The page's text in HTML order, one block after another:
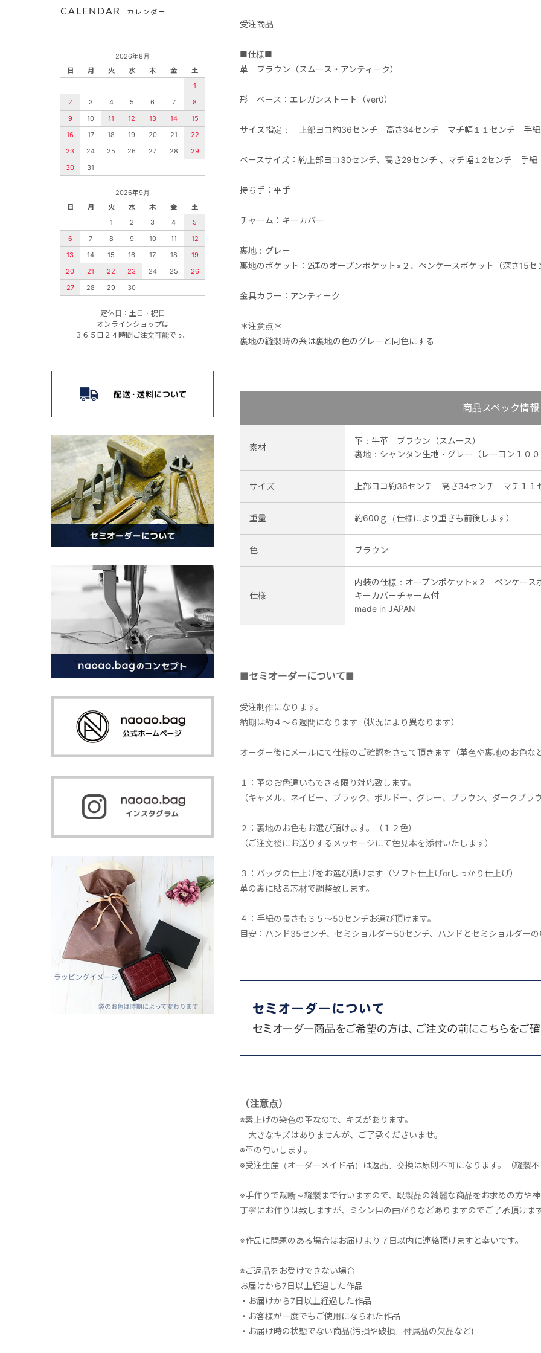
受注商品
■仕様■
革 ブラウン（スムース・アンティーク）
形 ベース：エレガンストート（ver0）
サイズ指定： 上部ヨコ約36センチ 高さ34センチ マチ幅１１センチ 手紐
ベースサイズ：約上部ヨコ30センチ、高さ29センチ 、マチ幅１2センチ 手紐
持ち手：平手
チャーム：キーカバー
裏地：グレー
裏地のポケット：2連のオープンポケット×２、ペンケースポケット（深さ15
金具カラー：アンティーク
＊注意点＊
裏地の縫製時の糸は裏地の色のグレーと同色にする
商品スペック情報
素材
革：牛革 ブラウン（スムース）
裏地：シャンタン生地・グレー（レーヨン１００
サイズ 上部ヨコ約36センチ 高さ34センチ マチ１１
重量 約600ｇ（仕様により重さも前後します）
色 ブラウン
仕様
内装の仕様：オープンポケット×２ ペンケース
キーカバーチャーム付
made in JAPAN
■セミオーダーについて■
受注制作になります。
納期は約４～６週間になります（状況により異なります）
オーダー後にメールにて仕様のご確認をさせて頂きます（革色や裏地のお色など
１：革のお色違いもできる限り対応致します。
（キャメル、ネイビー、ブラック、ボルドー、グレー、ブラウン、ダークブラ
２：裏地のお色もお選び頂けます。（１２色）
（ご注文後にお送りするメッセージにて色見本を添付いたします）
３：バッグの仕上げをお選び頂けます（ソフト仕上げorしっかり仕上げ）
革の裏に貼る芯材で調整致します。
４：手紐の長さも３５～50センチお選び頂けます。
目安：ハンド35センチ、セミショルダー50センチ、ハンドとセミショルダーの
（注意点）
※素上げの染色の革なので、キズがあります。
大きなキズはありませんが、ご了承くださいませ。
※革の匂いします。
※受注生産（オーダーメイド品）は返品、交換は原則不可になります。（縫製不
※手作りで裁断～縫製まで行いますので、既製品の綺麗な商品をお求めの方や
丁寧にお作りは致しますが、ミシン目の曲がりなどありますのでご了承頂けま
※作品に問題のある場合はお届けより７日以内に連絡頂けますと幸いです。
※ご返品をお受けできない場合
お届けから7日以上経過した作品
・お届けから7日以上経過した作品
・お客様が一度でもご使用になられた作品
・お届け時の状態でない商品(汚損や破損、付属品の欠品など)
CALENDAR カレンダー
2026年8月
日
月 火 水 木 金
土
1
2
3 4 5 6 7
8
9
10 11 12 13 14
15
16
17 18 19 20 21
22
23
24 25 26 27 28
29
30
31
2026年9月
日
月 火 水 木 金
土
1
2 3 4
5
6
7 8 9 10 11
12
13
14 15 16 17 18
19
20
21 22 23 24 25
26
27
28 29 30
定休日：土日・祝日
オンラインショップは
３６５日２４時間ご注文可能です。